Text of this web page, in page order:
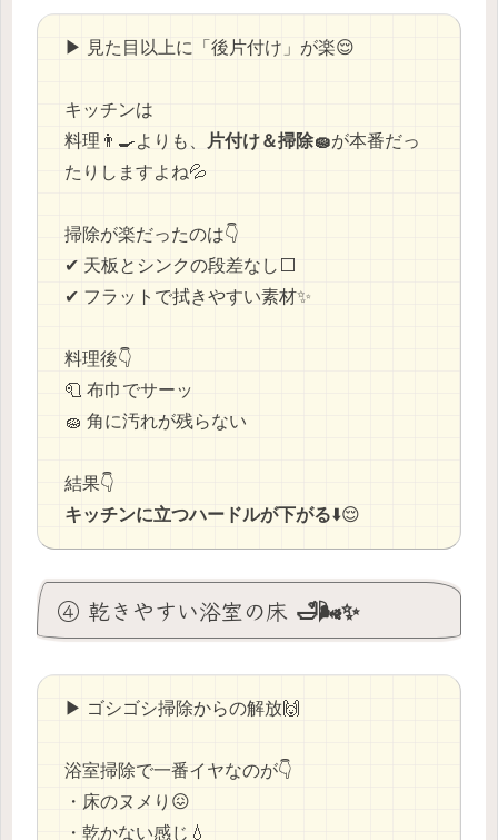
▶ 見た目以上に「後片付け」が楽😌
キッチンは
料理👨‍🍳よりも、
片付け＆掃除🧽が本番だっ
たりしますよね💦
掃除が楽だったのは👇
✔ 天板とシンクの段差なし⬜
✔ フラットで拭きやすい素材✨
料理後👇
🧻 布巾でサーッ
🧽 角に汚れが残らない
結果👇
キッチンに立つハードルが下がる⬇️😌
④ 乾きやすい浴室の床 🛁🌬️✨
▶ ゴシゴシ掃除からの解放🙌
浴室掃除で一番イヤなのが👇
・床のヌメり😖
・乾かない感じ💧